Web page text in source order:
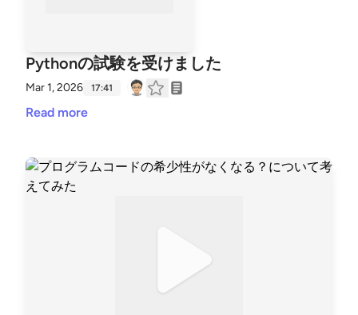
Pythonの試験を受けました
Mar 1, 2026 17:41
Read more